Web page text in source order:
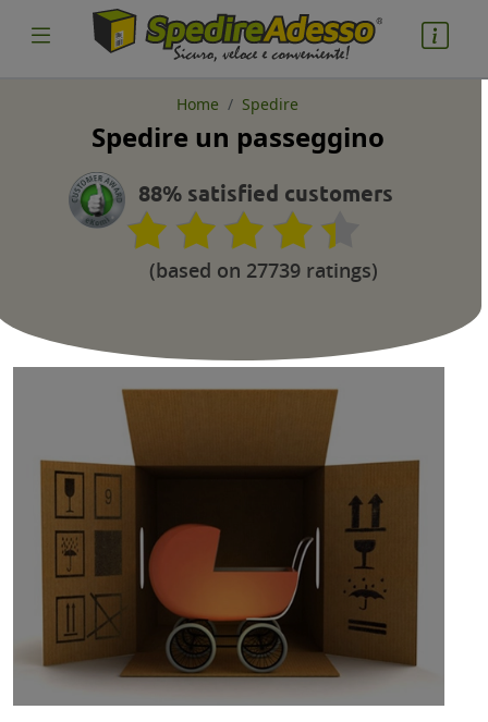
cosa spedire
Pacco
Nazione partenza
Nazione arrivo
quantità
1
COLLO 1
kg
Home Spedire
Spedire un passeggino
88% satisfied customers
(based on 27739 ratings)